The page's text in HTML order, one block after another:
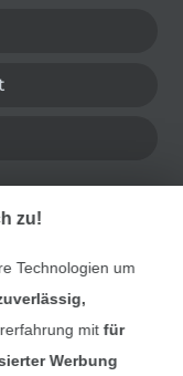
zu!
Technologien um
mitfür
Werbung